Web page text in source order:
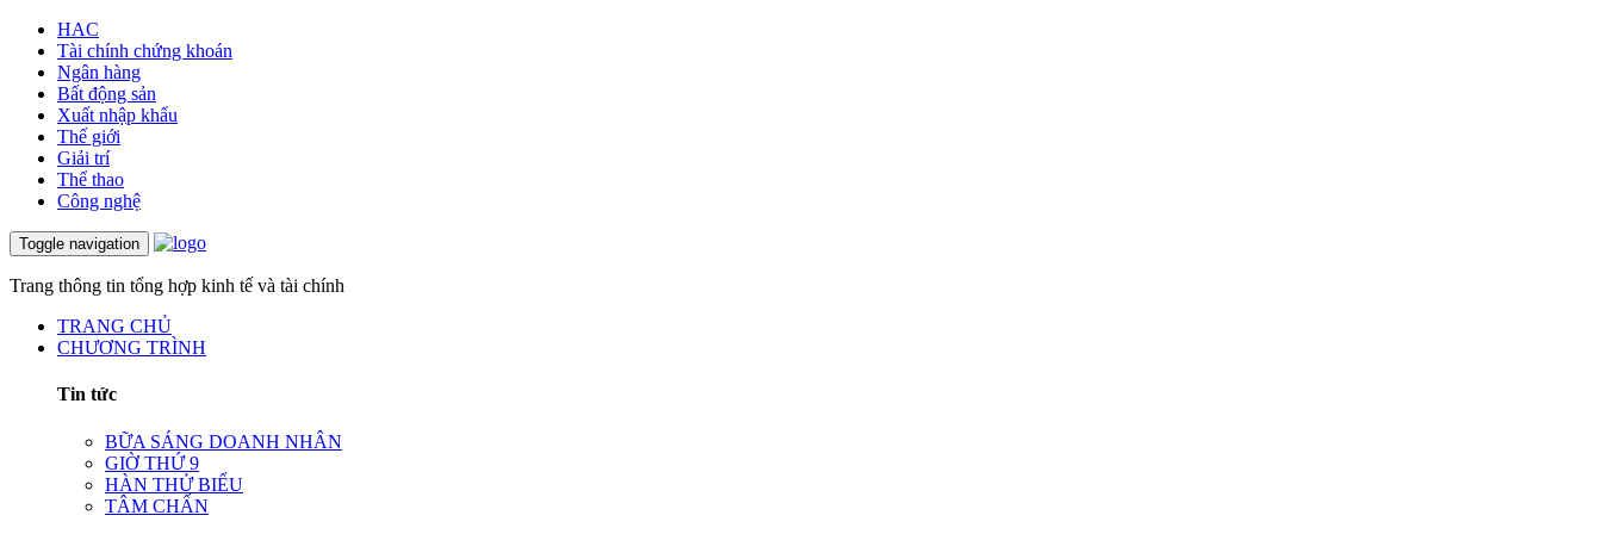
HAC
Tài chính chứng khoán
Ngân hàng
Bất động sản
Xuất nhập khẩu
Thế giới
Giải trí
Thể thao
Công nghệ
Toggle navigation
Trang thông tin tổng hợp kinh tế và tài chính
TRANG CHỦ
CHƯƠNG TRÌNH
Tin tức
BỮA SÁNG DOANH NHÂN
GIỜ THỨ 9
HÀN THỬ BIỂU
TÂM CHẤN